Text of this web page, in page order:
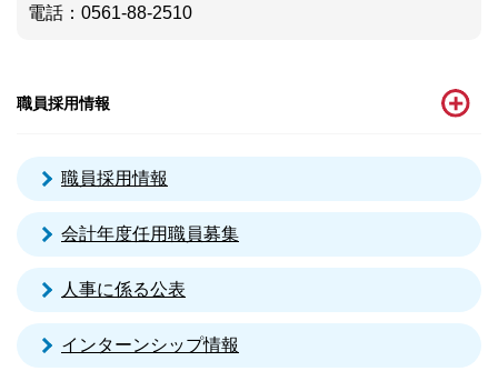
電話 ：0561-88-2510
職員採用情報
職員採用情報
会計年度任用職員募集
人事に係る公表
インターンシップ情報